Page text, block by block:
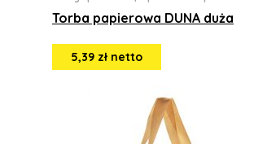
Torba papierowa DUNA duża
5,39 zł netto